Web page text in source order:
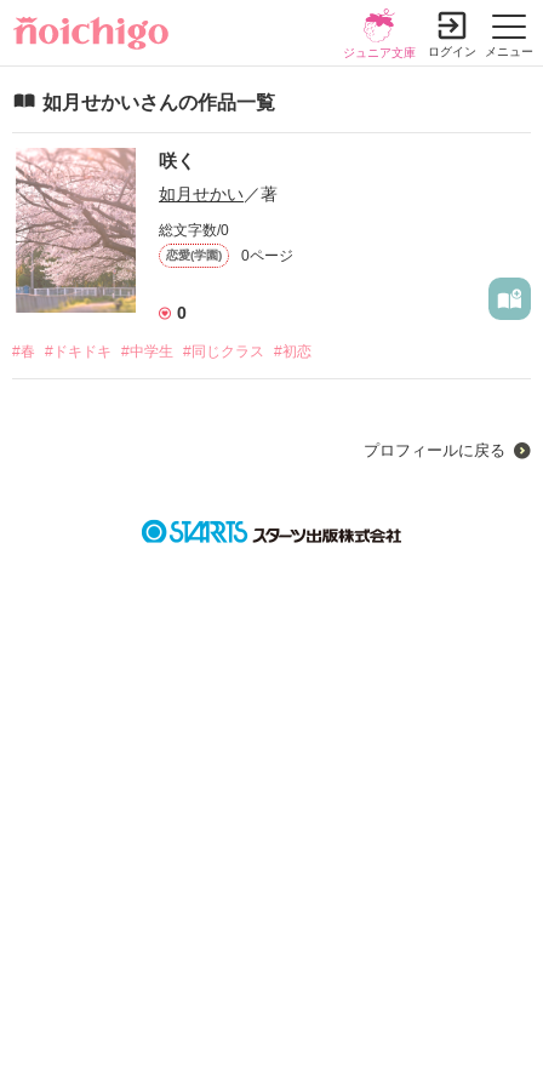
メニュー
ジュニア文庫 ログイン
如月せかいさんの作品一覧
咲く
如月せかい／著
総文字数/0
恋愛(学園) 0ページ
0
#春 #ドキドキ #中学生 #同じクラス #初恋
プロフィールに戻る